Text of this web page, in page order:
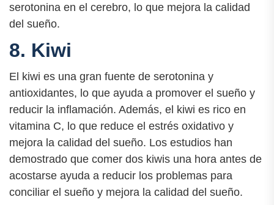
serotonina en el cerebro, lo que mejora la calidad
del sueño.
8. Kiwi
El kiwi es una gran fuente de serotonina y
antioxidantes, lo que ayuda a promover el sueño y
reducir la inflamación. Además, el kiwi es rico en
vitamina C, lo que reduce el estrés oxidativo y
mejora la calidad del sueño. Los estudios han
demostrado que comer dos kiwis una hora antes de
acostarse ayuda a reducir los problemas para
conciliar el sueño y mejora la calidad del sueño.